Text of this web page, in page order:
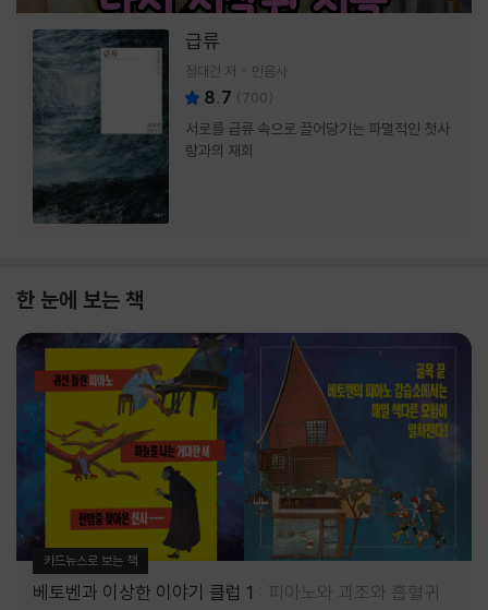
급류
정대건 저 민음사
8.7 (700)
서로를 급류 속으로 끌어당기는 파멸적인 첫사
랑과의 재회
한 눈에 보는 책
카드뉴스로 보는 책
베토벤과 이상한 이야기 클럽 1 피아노와 괴조와 흡혈귀